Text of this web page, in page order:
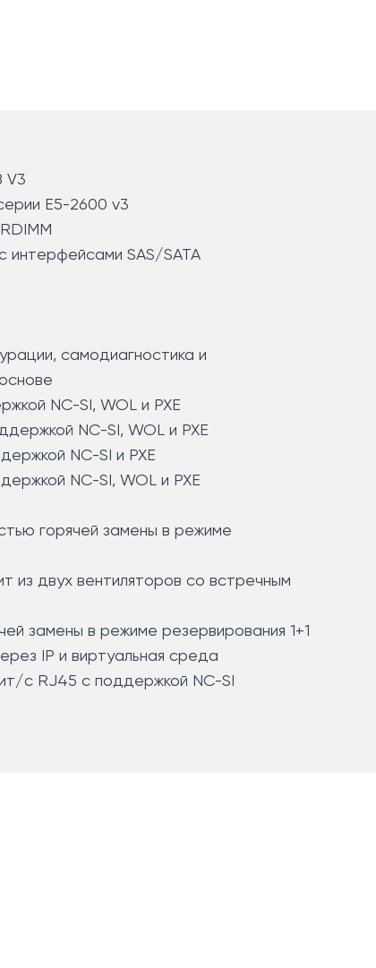
V3
E5-2600 v3
интерфейсами SAS/SATA
самодиагностика и
NC-SI, WOL и PXE
NC-SI, WOL и PXE
NC-SI и PXE
NC-SI, WOL и PXE
горячей замены в режиме
из двух вентиляторов со встречным
замены в режиме резервирования 1+1
IP и виртуальная среда
с RJ45 с поддержкой NC-SI